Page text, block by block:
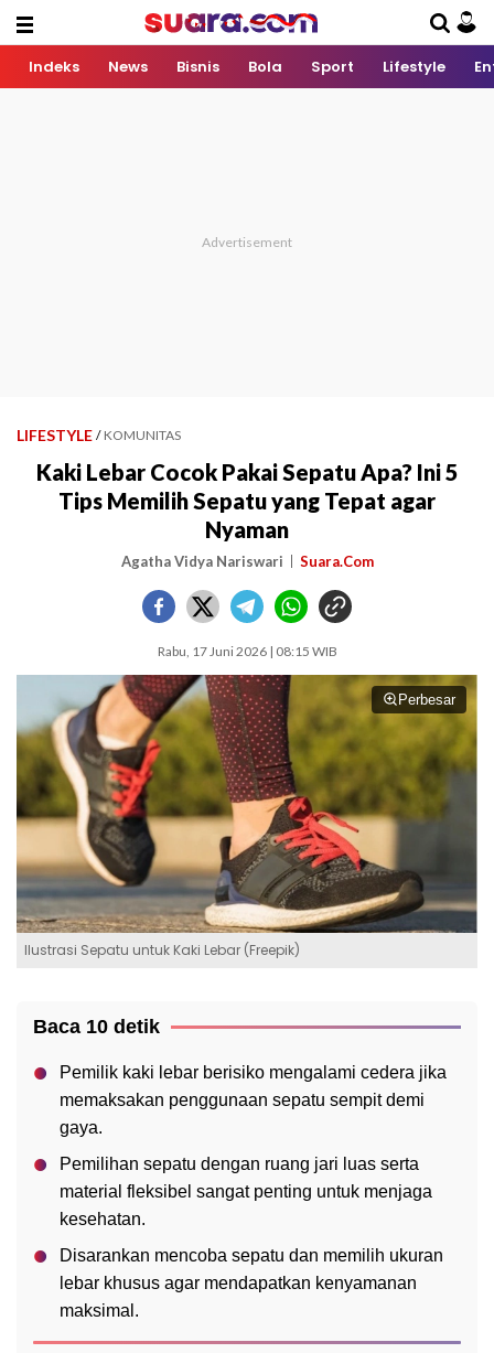
Indeks News Bisnis Bola Sport Lifestyle
LIFESTYLE / KOMUNITAS
Kaki Lebar Cocok Pakai Sepatu Apa? Ini 5
Tips Memilih Sepatu yang Tepat agar
Nyaman
Agatha Vidya Nariswari Suara.Com
Rabu, 17 Juni 2026 | 08:15 WIB
Perbesar
Ilustrasi Sepatu untuk Kaki Lebar (Freepik)
Baca 10 detik
Pemilik kaki lebar berisiko mengalami cedera jika
memaksakan penggunaan sepatu sempit demi
gaya.
Pemilihan sepatu dengan ruang jari luas serta
material fleksibel sangat penting untuk menjaga
kesehatan.
Disarankan mencoba sepatu dan memilih ukuran
lebar khusus agar mendapatkan kenyamanan
maksimal.